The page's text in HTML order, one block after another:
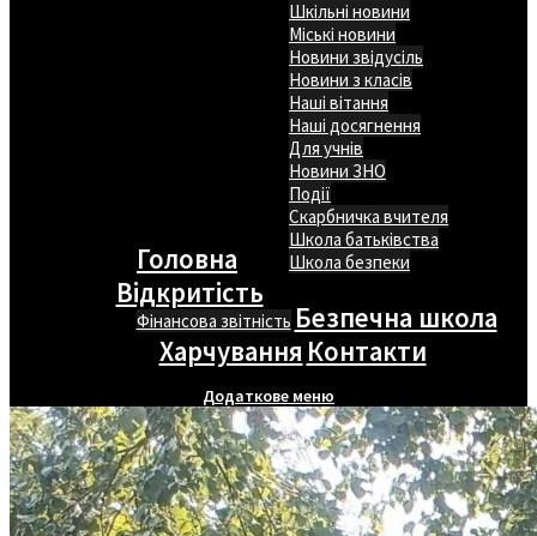
Головна
Шкільні новини
Міські новини
Новини звідусіль
Новини з класів
Наші вітання
Наші досягнення
Для учнів
Новини ЗНО
Події
Скарбничка вчителя
Школа батьківства
Школа безпеки
Відкритість
Фінансова звітність Безпечна школа
Харчування Контакти
Додаткове меню